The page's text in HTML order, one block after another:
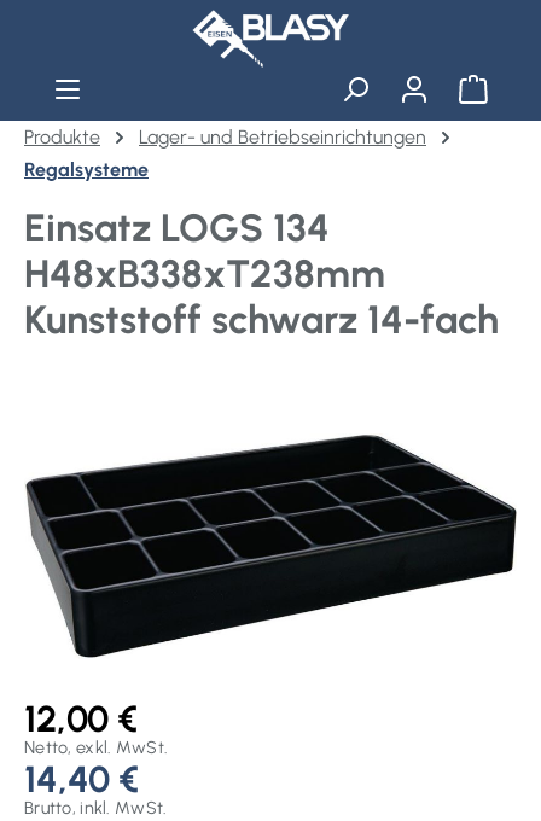
Zum Hauptinhalt springen
Produkte
Lager- und Betriebseinrichtungen
Regalsysteme
Einsatz LOGS 134
H48xB338xT238mm
Kunststoff schwarz 14-fach
12,00 €
Netto, exkl. MwSt.
14,40 €
Brutto, inkl. MwSt.